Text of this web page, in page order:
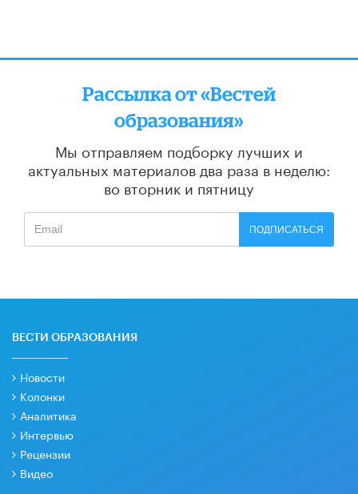
Рассылка от «Вестей
образования»
Мы отправляем подборку лучших и
актуальных материалов два раза в неделю:
во вторник и пятницу
ПОДПИСАТЬСЯ
ВЕСТИ ОБРАЗОВАНИЯ
Новости
Колонки
Аналитика
Интервью
Рецензии
Видео